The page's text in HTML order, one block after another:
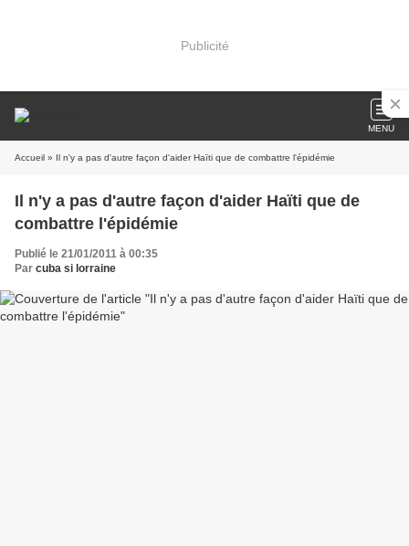
Publicité
MENU
Accueil » Il n'y a pas d'autre façon d'aider Haïti que de combattre l'épidémie
Il n'y a pas d'autre façon d'aider Haïti que de
combattre l'épidémie
Publié le 21/01/2011 à 00:35
Par cuba si lorraine